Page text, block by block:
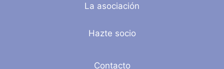
La asociación
Hazte socio
Contacto